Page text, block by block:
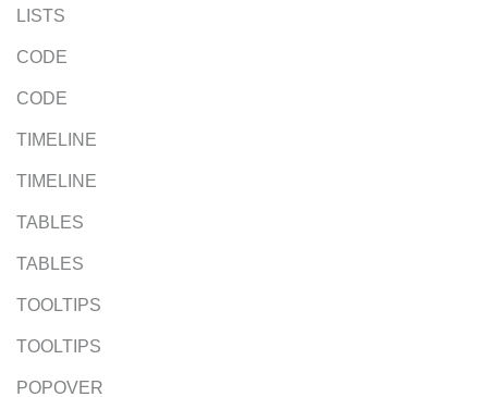
LISTS
CODE
CODE
TIMELINE
TIMELINE
TABLES
TABLES
TOOLTIPS
TOOLTIPS
POPOVER